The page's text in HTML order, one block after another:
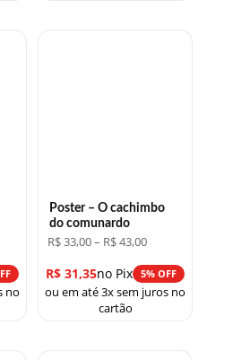
no
Poster – O cachimbo
do comunardo
R$33,00– R$43,00Faixa
preço:
R$ 33,00
através
R$ 31,35no Pix 5% OFF
ou em até 3x sem juros no
cartão